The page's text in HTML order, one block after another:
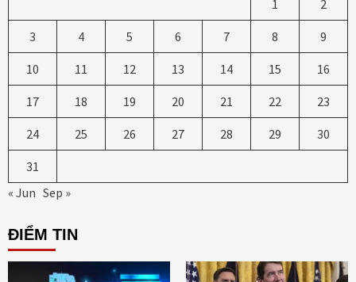
1 2
3 4 5 6 7 8 9
10 11 12 13 14 15 16
17 18 19 20 21 22 23
24 25 26 27 28 29 30
31
« Jun Sep »
ĐIỂM TIN